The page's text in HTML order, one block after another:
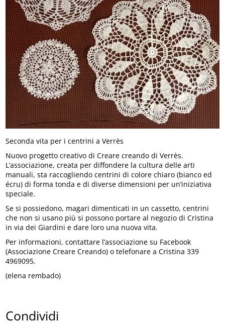
Seconda vita per i centrini a Verrès
Nuovo progetto creativo di Creare creando di Verrès.
L’associazione, creata per diffondere la cultura delle arti
manuali, sta raccogliendo centrini di colore chiaro (bianco ed
écru) di forma tonda e di diverse dimensioni per un’iniziativa
speciale.
Se si possiedono, magari dimenticati in un cassetto, centrini
che non si usano più si possono portare al negozio di Cristina
in via dei Giardini e dare loro una nuova vita.
Per informazioni, contattare l’associazione su Facebook
(Associazione Creare Creando) o telefonare a Cristina 339
4969095.
(elena rembado)
Condividi